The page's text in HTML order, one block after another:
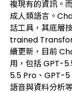
複現有的資訊。
成人類語言。
話工具，其底層
trained
續更新，目前
用，包括 GPT-
5.5 Pro、GPT-5
語音與資料分析